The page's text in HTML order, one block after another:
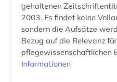
gehaltenen
2003. Es findet keine
sondern die Aufsätze
Bezug auf die Relevanz
pflegewissenschaftlichen
Informationen